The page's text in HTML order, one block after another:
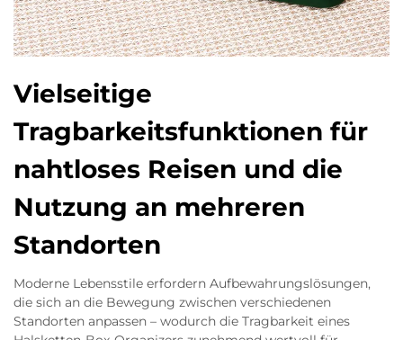
Vielseitige
Tragbarkeitsfunktionen für
nahtloses Reisen und die
Nutzung an mehreren
Standorten
Moderne Lebensstile erfordern Aufbewahrungslösungen,
die sich an die Bewegung zwischen verschiedenen
Standorten anpassen – wodurch die Tragbarkeit eines